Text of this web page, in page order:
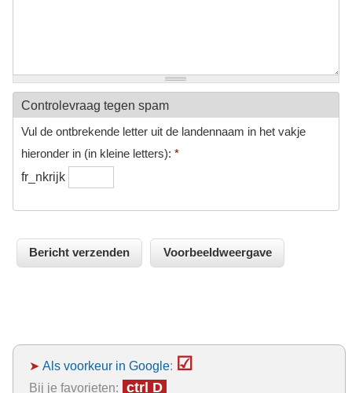
Controlevraag tegen spam
Vul de ontbrekende letter uit de landennaam in het vakje
hieronder in (in kleine letters): *
fr_nkrijk
➤ Als voorkeur in Google: ☑
Bij je favorieten: ctrl D